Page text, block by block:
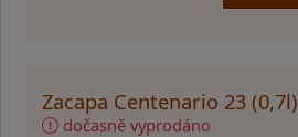
Zacapa Centenario 23 (0,7l)
dočasně vyprodáno